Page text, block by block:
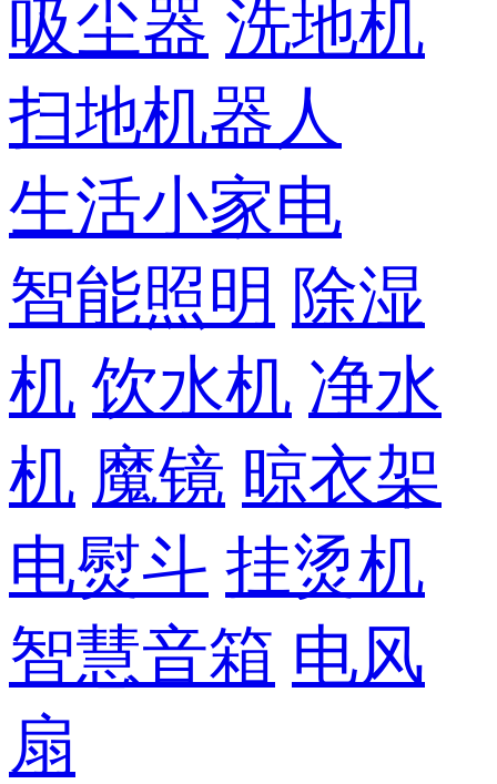
吸尘器 洗地机
扫地机器人
生活小家电
智能照明 除湿
机 饮水机 净水
机 魔镜 晾衣架
电熨斗 挂烫机
智慧音箱 电风
扇